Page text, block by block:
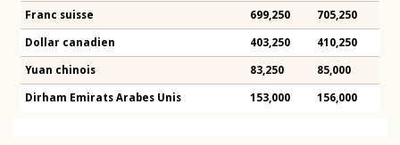
Franc suisse 699,250 705,250
Dollar canadien 403,250 410,250
Yuan chinois 83,250 85,000
Dirham Emirats Arabes Unis 153,000 156,000